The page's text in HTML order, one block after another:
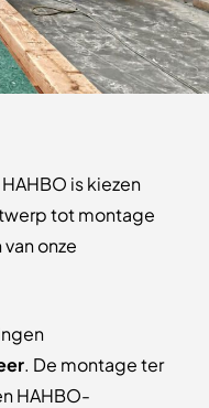
is kiezen
tot montage
onze
. De montage ter
HAHBO-